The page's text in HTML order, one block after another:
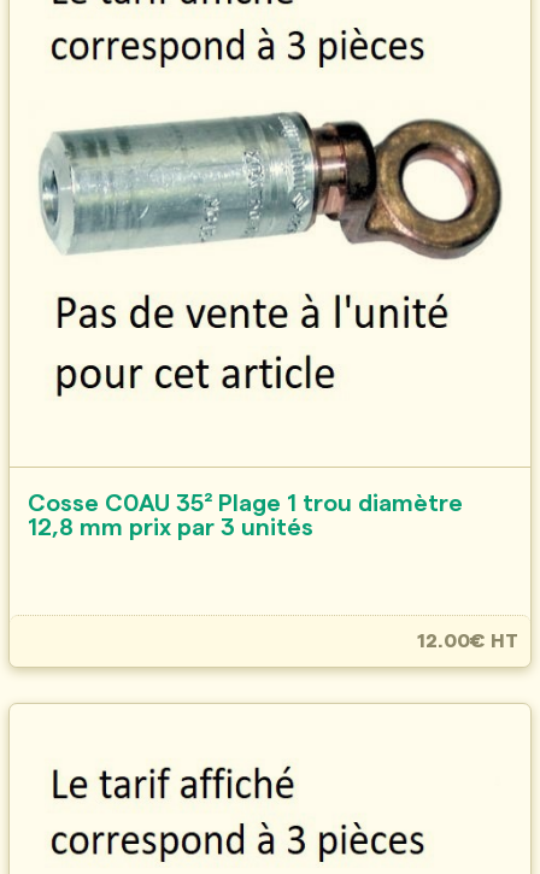
Cosse C0AU 35² Plage 1 trou diamètre
12,8 mm prix par 3 unités
12.00€ HT